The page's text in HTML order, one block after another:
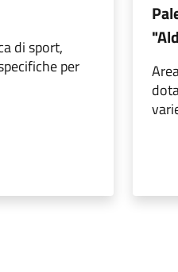
di sport,
per